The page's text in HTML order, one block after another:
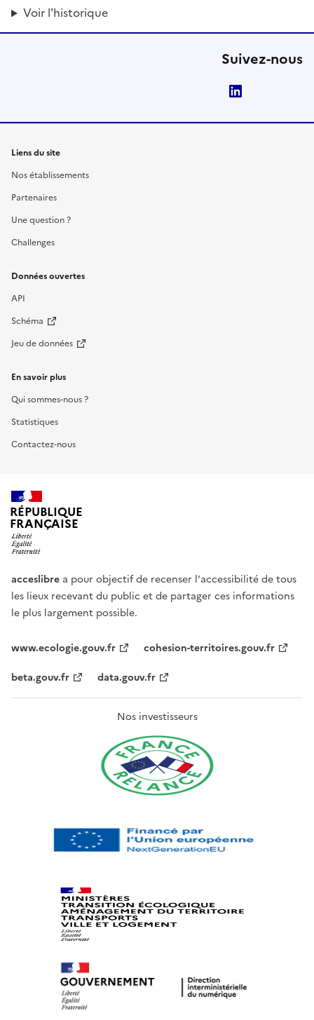
Voir l'historique
Suivez-nous
Liens du site
Nos établissements
Partenaires
Une question ?
Challenges
Données ouvertes
API
Schéma
Jeu de données
En savoir plus
Qui sommes-nous ?
Statistiques
Contactez-nous
RÉPUBLIQUE
FRANÇAISE
acceslibre a pour objectif de recenser l'accessibilité de tous
les lieux recevant du public et de partager ces informations
le plus largement possible.
www.ecologie.gouv.fr
cohesion-territoires.gouv.fr
beta.gouv.fr
data.gouv.fr
Nos investisseurs